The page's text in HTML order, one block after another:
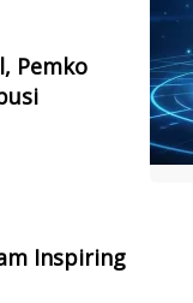
Pemko
Inspiring